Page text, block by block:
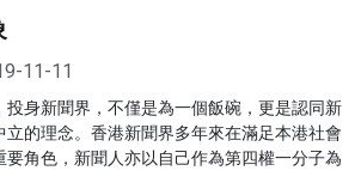
11-11
投身新聞界，不僅是為一個飯碗，更是認同新
立的理念。香港新聞界多年來在滿足本港社會
要角色，新聞人亦以自己作為第四權一分子為